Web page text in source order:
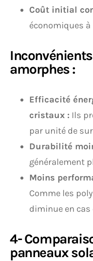
Coût initial
économiques à
amorphes :
Efficacité
cristaux : Ils
par unité de
Durabilité
généralement
Moins
Comme les
diminue en
4-
panneaux